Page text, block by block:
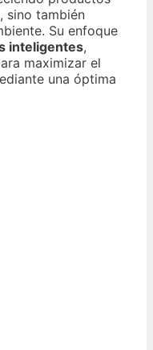
sino también
Su enfoque
inteligentes,
maximizar el
una óptima